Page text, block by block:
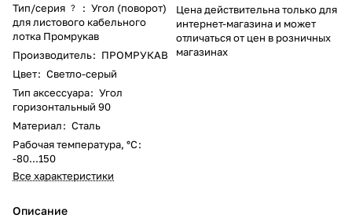
Тип/серия ? : Угол (поворот)
для листового кабельного
лотка Промрукав
Производитель: ПРОМРУКАВ
Цвет: Светло-серый
Тип аксессуара: Угол
горизонтальный 90
Материал: Сталь
Рабочая температура, °C:
-80...150
Все характеристики
Описание
Цена действительна только для
интернет-магазина и может
отличаться от цен в розничных
магазинах